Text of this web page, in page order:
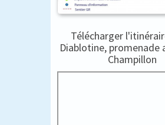
Télécharger
Diablotine, promenade
Champillon